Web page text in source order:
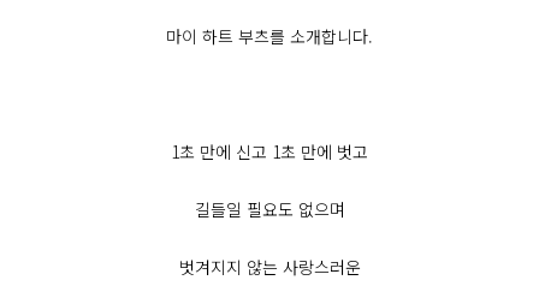
마이 하트 부츠를 소개합니다.
1초 만에 신고 1초 만에 벗고
길들일 필요도 없으며
벗겨지지 않는 사랑스러운